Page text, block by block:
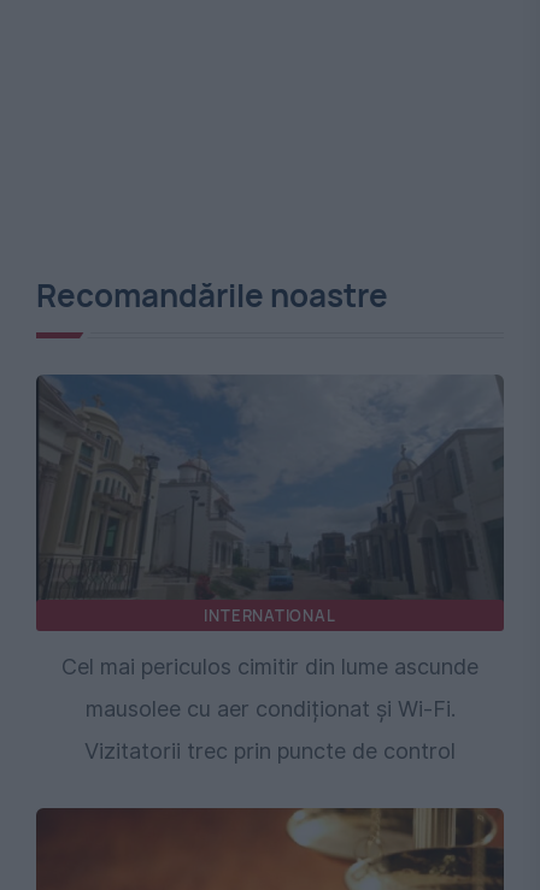
Recomandările noastre
INTERNATIONAL
Cel mai periculos cimitir din lume ascunde
mausolee cu aer condiționat și Wi-Fi.
Vizitatorii trec prin puncte de control